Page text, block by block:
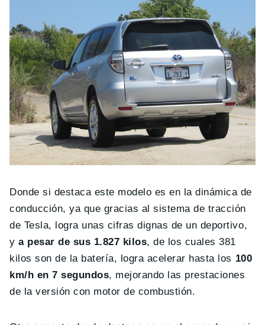
Donde si destaca este modelo es en la dinámica de
conducción, ya que gracias al sistema de tracción
de Tesla, logra unas cifras dignas de un deportivo,
ya pesar de sus 1.827 kilos, de los cuales 381
kilos son de la batería, logra acelerar hasta los 100
km/h en 7 segundos, mejorando las prestaciones
de la versión con motor de combustión.